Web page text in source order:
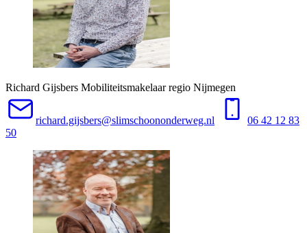
Richard Gijsbers Mobiliteitsmakelaar regio Nijmegen
richard.gijsbers@slimschoononderweg.nl
06 42 12 83
50